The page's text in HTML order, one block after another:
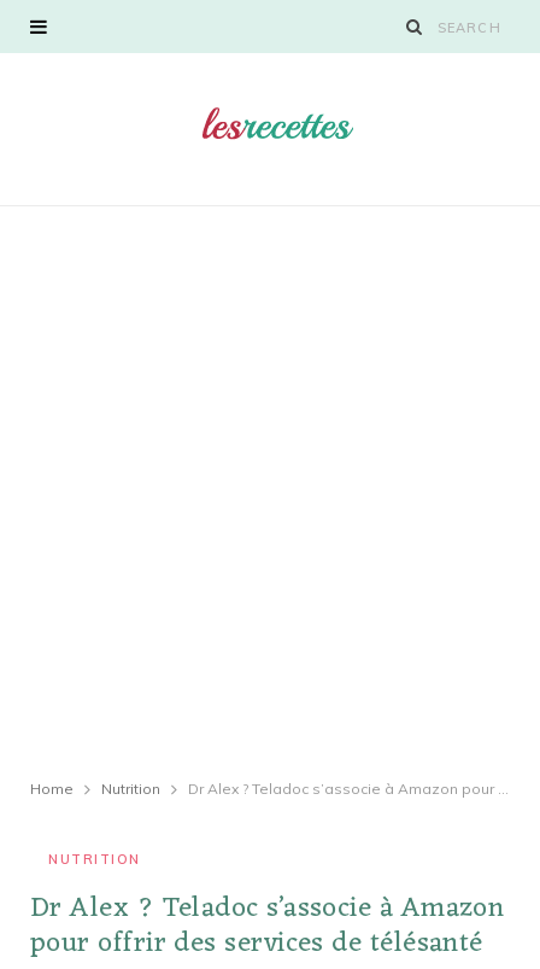
Home Nutrition Dr Alex ? Teladoc s’associe à Amazon pour offrir des services de télésanté
NUTRITION
Dr Alex ? Teladoc s’associe à Amazon
pour offrir des services de télésanté